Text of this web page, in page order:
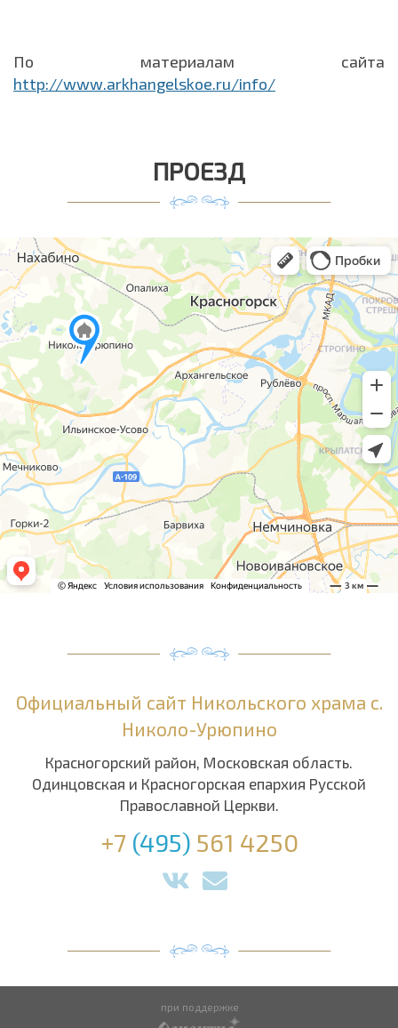
По материалам сайта
http://www.arkhangelskoe.ru/info/
ПРОЕЗД
Официальный сайт Никольского храма с.
Николо-Урюпино
Красногорский район, Московская область.
Одинцовская и Красногорская епархия Русской
Православной Церкви.
+7 (495) 561 4250
при поддержке